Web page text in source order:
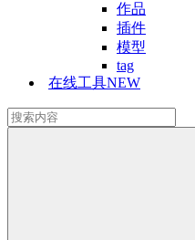
作品
插件
模型
tag
在线工具NEW